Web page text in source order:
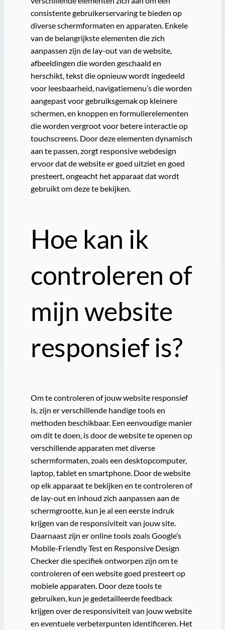
consistente gebruikerservaring te bieden op
diverse schermformaten en apparaten. Enkele
van de belangrijkste elementen die zich
aanpassen zijn de lay-out van de website,
afbeeldingen die worden geschaald en
herschikt, tekst die opnieuw wordt ingedeeld
voor leesbaarheid, navigatiemenu’s die worden
aangepast voor gebruiksgemak op kleinere
schermen, en knoppen en formulierelementen
die worden vergroot voor betere interactie op
touchscreens. Door deze elementen dynamisch
aan te passen, zorgt responsive webdesign
ervoor dat de website er goed uitziet en goed
presteert, ongeacht het apparaat dat wordt
gebruikt om deze te bekijken.
Hoe kan ik
controleren of
mijn website
responsief is?
Om te controleren of jouw website responsief
is, zijn er verschillende handige tools en
methoden beschikbaar. Een eenvoudige manier
om dit te doen, is door de website te openen op
verschillende apparaten met diverse
schermformaten, zoals een desktopcomputer,
laptop, tablet en smartphone. Door de website
op elk apparaat te bekijken en te controleren of
de lay-out en inhoud zich aanpassen aan de
schermgrootte, kun je al een eerste indruk
krijgen van de responsiviteit van jouw site.
Daarnaast zijn er online tools zoals Google’s
Mobile-Friendly Test en Responsive Design
Checker die specifiek ontworpen zijn om te
controleren of een website goed presteert op
mobiele apparaten. Door deze tools te
gebruiken, kun je gedetailleerde feedback
krijgen over de responsiviteit van jouw website
en eventuele verbeterpunten identificeren. Het